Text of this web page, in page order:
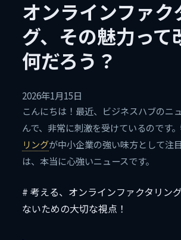
オンラインファク
グ、その魅力って
何だろう？
2026年1月15日
こんにちは！最近、ビジネスハブのニ
んで、非常に刺激を受けているのです。
リングが中小企業の強い味方として注
は、本当に心強いニュースです。
# 考える、オンラインファクタリン
ないための大切な視点！